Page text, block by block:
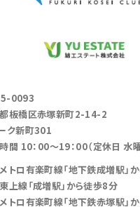
0093
板橋区赤塚新町2-14-2
ク新町301
間 10：00～19：00（定休日 水曜
トロ有楽町線「地下鉄成増駅」
上線「成増駅」から徒歩8分
トロ有楽町線「地下鉄赤塚駅」